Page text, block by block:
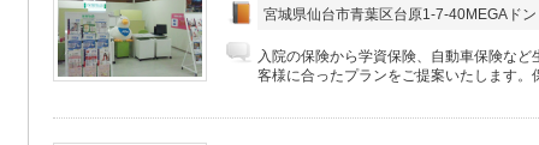
宮城県仙台市青葉区台原1-7-40MEGAド
入院の保険から学資保険、自動車保険な
客様に合ったプランをご提案いたします。